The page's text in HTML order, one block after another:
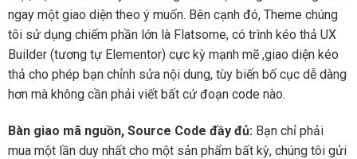
ngay một giao diện theo ý muốn. Bên cạnh đó, Theme chúng
tôi sử dụng chiếm phần lớn là Flatsome, có trình kéo thả UX
Builder (tương tự Elementor) cực kỳ mạnh mẽ ,giao diện kéo
thả cho phép bạn chỉnh sửa nội dung, tùy biến bố cục dễ dàng
hơn mà không cần phải viết bất cứ đoạn code nào.
Bàn giao mã nguồn, Source Code đầy đủ: Bạn chỉ phải
mua một lần duy nhất cho một sản phẩm bất kỳ, chúng tôi gửi